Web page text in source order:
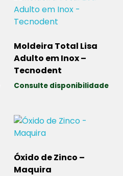
Moldeira Total Lisa
Adulto em Inox –
Tecnodent
Consulte disponibilidade
Óxido de Zinco –
Maquira